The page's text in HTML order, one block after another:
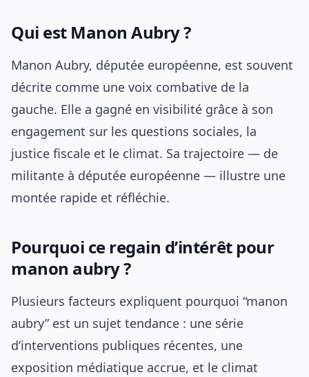
Qui est Manon Aubry ?
Manon Aubry, députée européenne, est souvent
décrite comme une voix combative de la
gauche. Elle a gagné en visibilité grâce à son
engagement sur les questions sociales, la
justice fiscale et le climat. Sa trajectoire — de
militante à députée européenne — illustre une
montée rapide et réfléchie.
Pourquoi ce regain d’intérêt pour
manon aubry ?
Plusieurs facteurs expliquent pourquoi “manon
aubry” est un sujet tendance : une série
d’interventions publiques récentes, une
exposition médiatique accrue, et le climat